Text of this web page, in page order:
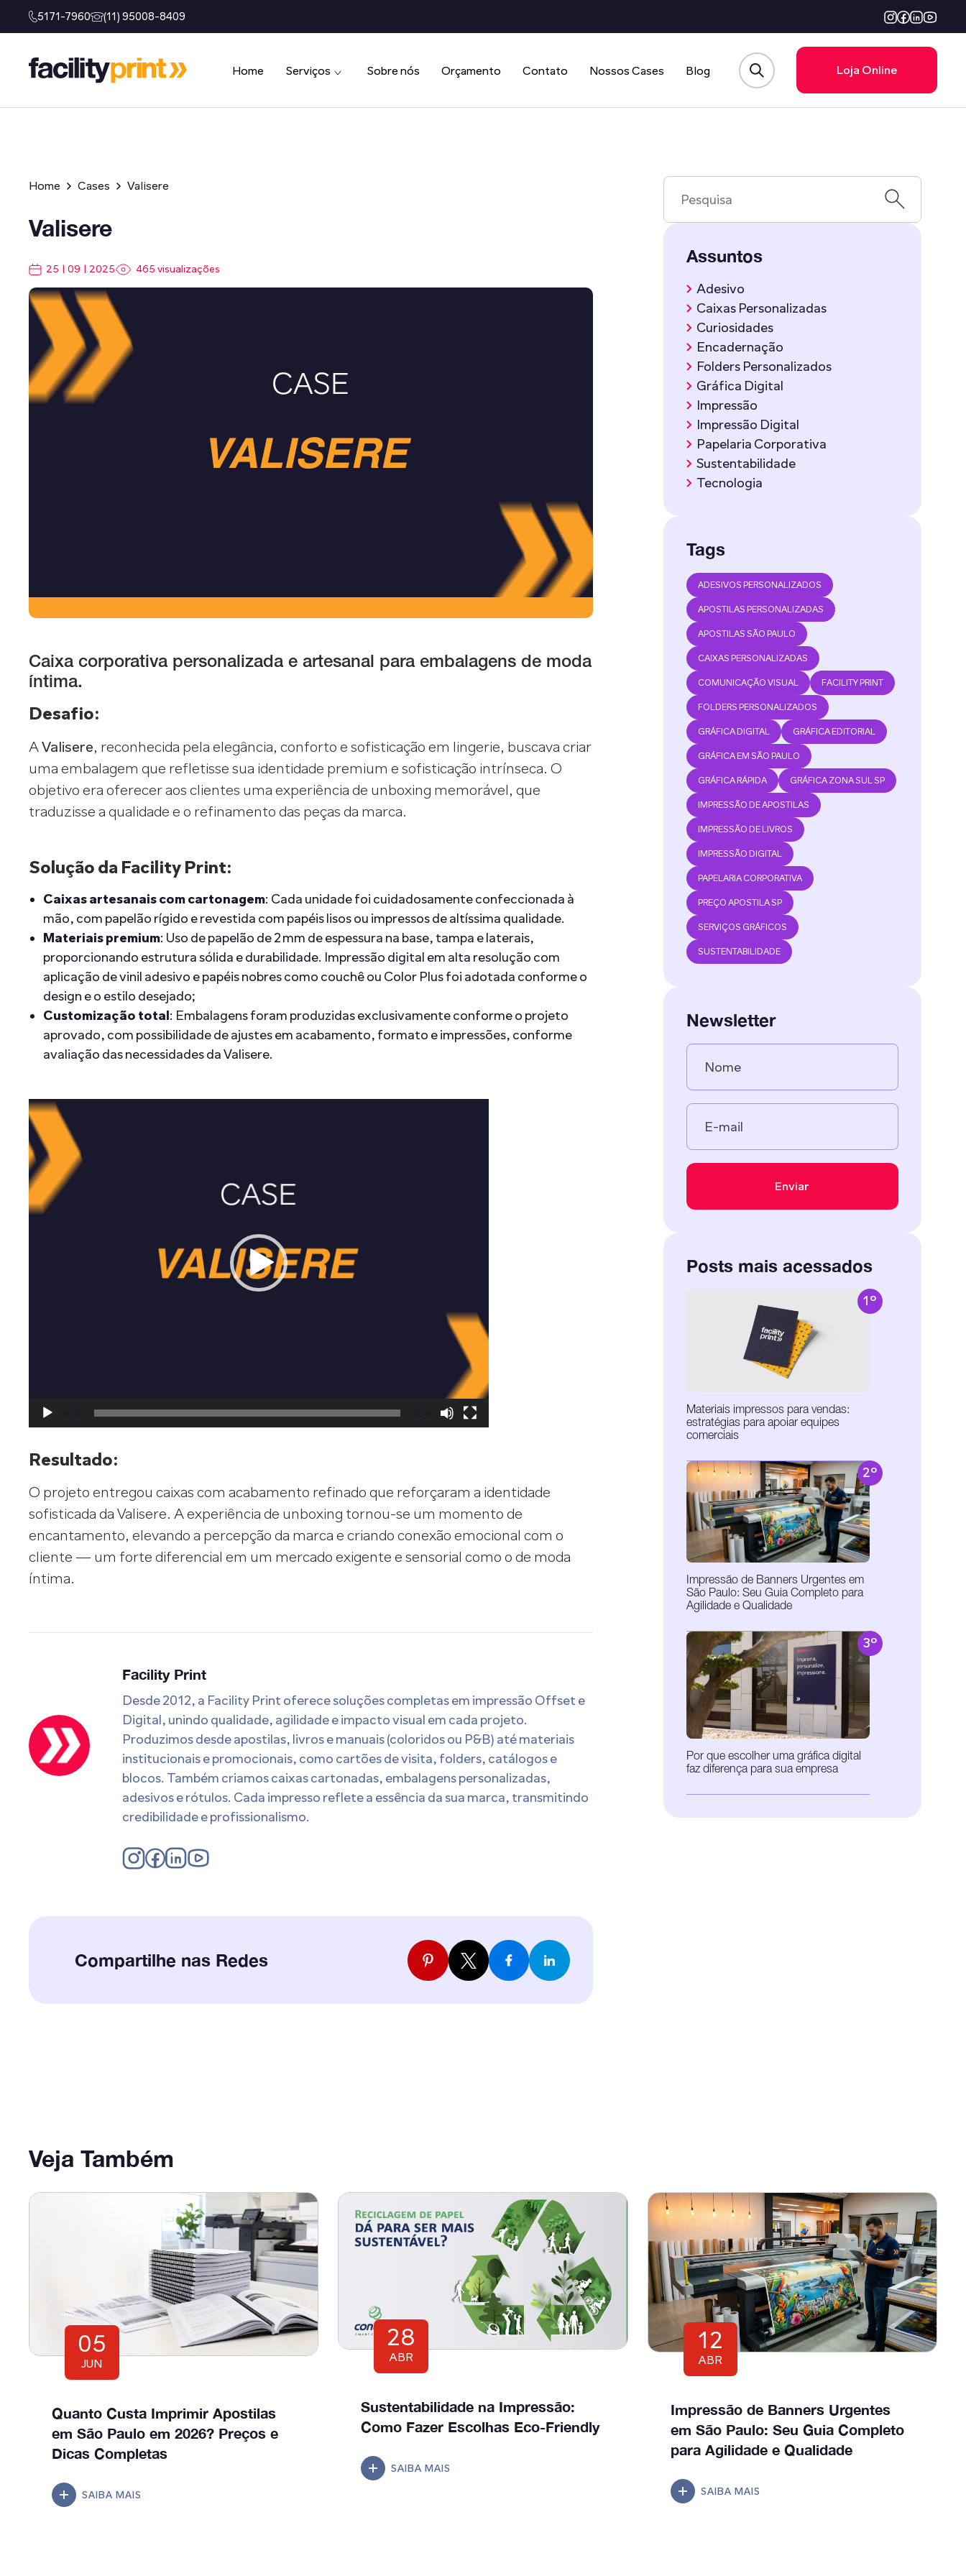
5171-7960 (11) 95008-8409
Home Serviços Sobre nós Orçamento Contato Nossos Cases Blog Loja Online
Home Cases Valisere
Valisere
25 | 09 | 2025 465 visualizações
Caixa corporativa personalizada e artesanal para embalagens de moda
íntima.
Desafio:
AValisere, reconhecida pela elegância, conforto e sofisticação em lingerie, buscava criar
uma embalagem que refletisse sua identidade premium e sofisticação intrínseca. O
objetivo era oferecer aos clientes uma experiência de unboxing memorável, que
traduzisse a qualidade e o refinamento das peças da marca.
Solução da Facility Print:
Caixas artesanais com cartonagem: Cada unidade foi cuidadosamente confeccionada à
mão, com papelão rígido e revestida com papéis lisos ou impressos de altíssima qualidade.
Materiais premium: Uso de papelão de 2 mm de espessura na base, tampa e laterais,
proporcionando estrutura sólida e durabilidade. Impressão digital em alta resolução com
aplicação de vinil adesivo e papéis nobres como couchê ou Color Plus foi adotada conforme o
design e o estilo desejado;
Customização total: Embalagens foram produzidas exclusivamente conforme o projeto
aprovado, com possibilidade de ajustes em acabamento, formato e impressões, conforme
avaliação das necessidades da Valisere.
Tocador
de
vídeo
Resultado:
O projeto entregou caixas com acabamento refinado que reforçaram a identidade
sofisticada da Valisere. A experiência de unboxing tornou-se um momento de
encantamento, elevando a percepção da marca e criando conexão emocional com o
cliente — um forte diferencial em um mercado exigente e sensorial como o de moda
íntima.
Facility Print
Desde 2012, a Facility Print oferece soluções completas em impressão Offset e
Digital, unindo qualidade, agilidade e impacto visual em cada projeto.
Produzimos desde apostilas, livros e manuais (coloridos ou P&B) até materiais
institucionais e promocionais, como cartões de visita, folders, catálogos e
blocos. Também criamos caixas cartonadas, embalagens personalizadas,
adesivos e rótulos. Cada impresso reflete a essência da sua marca, transmitindo
credibilidade e profissionalismo.
Compartilhe nas Redes
Assuntos
Adesivo
Caixas Personalizadas
Curiosidades
Encadernação
Folders Personalizados
Gráfica Digital
Impressão
Impressão Digital
Papelaria Corporativa
Sustentabilidade
Tecnologia
Tags
ADESIVOS PERSONALIZADOS
APOSTILAS PERSONALIZADAS
APOSTILAS SÃO PAULO
CAIXAS PERSONALIZADAS
COMUNICAÇÃO VISUAL FACILITY PRINT
FOLDERS PERSONALIZADOS
GRÁFICA DIGITAL GRÁFICA EDITORIAL
GRÁFICA EM SÃO PAULO
GRÁFICA RÁPIDA GRÁFICA ZONA SUL SP
IMPRESSÃO DE APOSTILAS
IMPRESSÃO DE LIVROS
IMPRESSÃO DIGITAL
PAPELARIA CORPORATIVA
PREÇO APOSTILA SP
SERVIÇOS GRÁFICOS
SUSTENTABILIDADE
Newsletter
Posts mais acessados
Materiais impressos para vendas:
estratégias para apoiar equipes
comerciais
1º
Impressão de Banners Urgentes em
São Paulo: Seu Guia Completo para
Agilidade e Qualidade
2º
Por que escolher uma gráfica digital
faz diferença para sua empresa
3º
Veja Também
05
JUN
Quanto Custa Imprimir Apostilas
em São Paulo em 2026? Preços e
Dicas Completas
SAIBA MAIS
28
ABR
Sustentabilidade na Impressão:
Como Fazer Escolhas Eco-Friendly
SAIBA MAIS
12
ABR
Impressão de Banners Urgentes
em São Paulo: Seu Guia Completo
para Agilidade e Qualidade
SAIBA MAIS